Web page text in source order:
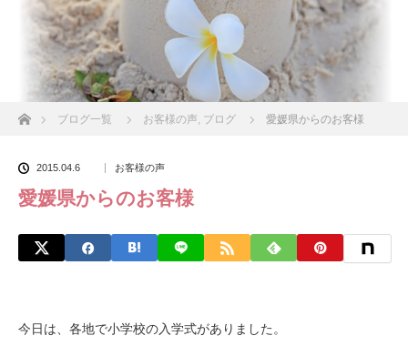
ホームブログ一覧 お客様の声, ブログ 愛媛県からのお客様
2015.04.6 お客様の声
愛媛県からのお客様
今日は、各地で小学校の入学式がありました。